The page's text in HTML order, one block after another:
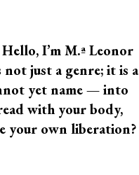
I’m M.ª Leonor
just a genre; it is a
yet name — into
with your body,
your own liberation?